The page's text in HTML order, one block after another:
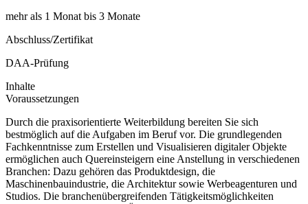
mehr als 1 Monat bis 3 Monate
Abschluss/Zertifikat
DAA-Prüfung
Inhalte
Voraussetzungen
Durch die praxisorientierte Weiterbildung bereiten Sie sich
bestmöglich auf die Aufgaben im Beruf vor. Die grundlegenden
Fachkenntnisse zum Erstellen und Visualisieren digitaler Objekte
ermöglichen auch Quereinsteigern eine Anstellung in verschiedenen
Branchen: Dazu gehören das Produktdesign, die
Maschinenbauindustrie, die Architektur sowie Werbeagenturen und
Studios. Die branchenübergreifenden Tätigkeitsmöglichkeiten